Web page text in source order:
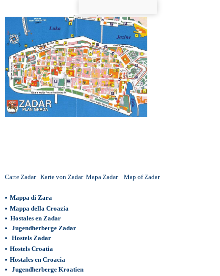
Carte Zadar Karte von Zadar Mapa Zadar Map of Zadar
• Mappa di Zara
• Mappa della Croazia
• Hostales en Zadar
•
Jugendherberge Zadar
•
Hostels Zadar
• Hostels Croatia
• Hostales en Croacia
•
Jugendherberge Kroatien